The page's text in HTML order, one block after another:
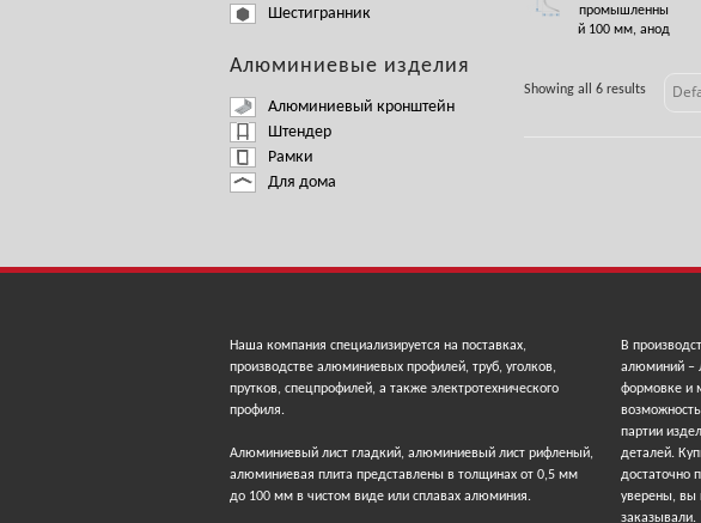
Шестигранник
Алюминиевые изделия
Алюминиевый кронштейн
Штендер
Рамки
Для дома
Showing all 6 results
промышленны
й 100 мм, анод
Наша компания специализируется на поставках,
производстве алюминиевых профилей, труб, уголков,
прутков, спецпрофилей, а также электротехнического
профиля.
Алюминиевый лист гладкий, алюминиевый лист рифленый,
алюминиевая плита представлены в толщинах от 0,5 мм
до 100 мм в чистом виде или сплавах алюминия.
В
алюминий –
формовке и
партии
деталей.
достаточно
уверены, вы
заказывали.